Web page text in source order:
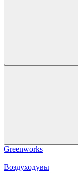
Greenworks
–
Воздуходувы